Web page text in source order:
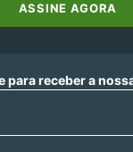
ASSINE AGORA
para receber a